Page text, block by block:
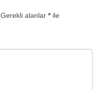
Gerekli alanlar *ile